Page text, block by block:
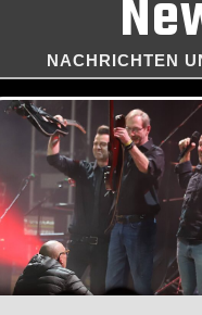
NACHRICHTEN